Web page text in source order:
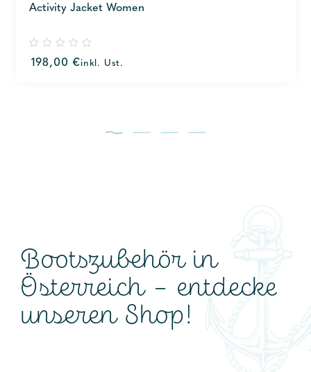
Activity Jacket Women
out
198,00€inkl. Ust.
Bootszubehör in
Österreich – entdecke
unseren Shop!